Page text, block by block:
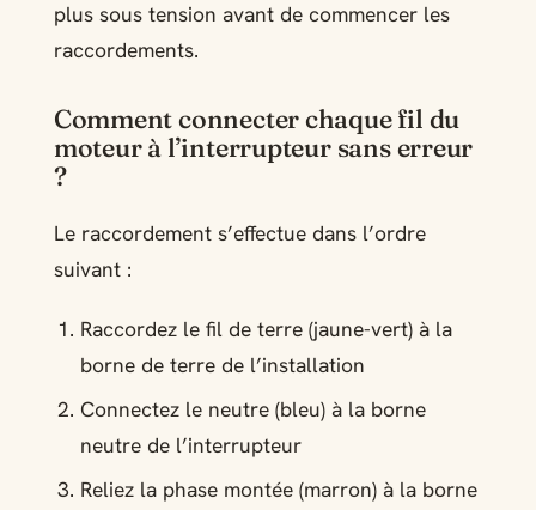
plus sous tension avant de commencer les
raccordements.
Comment connecter chaque fil du
moteur à l’interrupteur sans erreur
?
Le raccordement s’effectue dans l’ordre
suivant :
Raccordez le fil de terre (jaune-vert) à la
borne de terre de l’installation
Connectez le neutre (bleu) à la borne
neutre de l’interrupteur
Reliez la phase montée (marron) à la borne